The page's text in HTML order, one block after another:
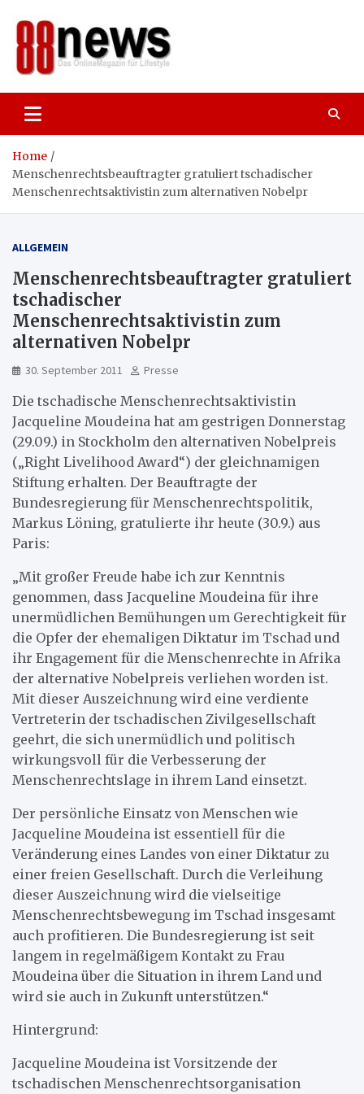
content
Home
Menschenrechtsbeauftragter gratuliert tschadischer
Menschenrechtsaktivistin zum alternativen Nobelpr
ALLGEMEIN
Menschenrechtsbeauftragter gratuliert
tschadischer
Menschenrechtsaktivistin zum
alternativen Nobelpr
30. September 2011 Presse
Die tschadische Menschenrechtsaktivistin
Jacqueline Moudeina hat am gestrigen Donnerstag
(29.09.) in Stockholm den alternativen Nobelpreis
(„Right Livelihood Award“) der gleichnamigen
Stiftung erhalten. Der Beauftragte der
Bundesregierung für Menschenrechtspolitik,
Markus Löning, gratulierte ihr heute (30.9.) aus
Paris:
„Mit großer Freude habe ich zur Kenntnis
genommen, dass Jacqueline Moudeina für ihre
unermüdlichen Bemühungen um Gerechtigkeit für
die Opfer der ehemaligen Diktatur im Tschad und
ihr Engagement für die Menschenrechte in Afrika
der alternative Nobelpreis verliehen worden ist.
Mit dieser Auszeichnung wird eine verdiente
Vertreterin der tschadischen Zivilgesellschaft
geehrt, die sich unermüdlich und politisch
wirkungsvoll für die Verbesserung der
Menschenrechtslage in ihrem Land einsetzt.
Der persönliche Einsatz von Menschen wie
Jacqueline Moudeina ist essentiell für die
Veränderung eines Landes von einer Diktatur zu
einer freien Gesellschaft. Durch die Verleihung
dieser Auszeichnung wird die vielseitige
Menschenrechtsbewegung im Tschad insgesamt
auch profitieren. Die Bundesregierung ist seit
langem in regelmäßigem Kontakt zu Frau
Moudeina über die Situation in ihrem Land und
wird sie auch in Zukunft unterstützen.“
Hintergrund:
Jacqueline Moudeina ist Vorsitzende der
tschadischen Menschenrechtsorganisation